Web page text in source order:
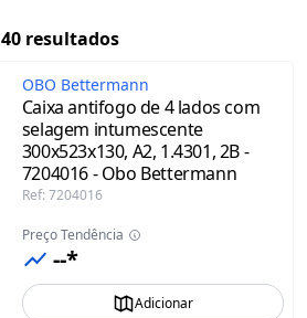
40 resultados
OBO Bettermann
Caixa antifogo de 4 lados com
selagem intumescente
300x523x130, A2, 1.4301, 2B -
7204016 - Obo Bettermann
Ref: 7204016
Preço Tendência
--*
Adicionar